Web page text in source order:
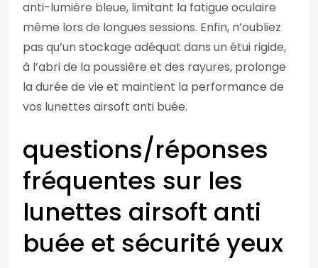
anti-lumière bleue, limitant la fatigue oculaire
même lors de longues sessions. Enfin, n’oubliez
pas qu’un stockage adéquat dans un étui rigide,
à l’abri de la poussière et des rayures, prolonge
la durée de vie et maintient la performance de
vos lunettes airsoft anti buée.
questions/réponses
fréquentes sur les
lunettes airsoft anti
buée et sécurité yeux